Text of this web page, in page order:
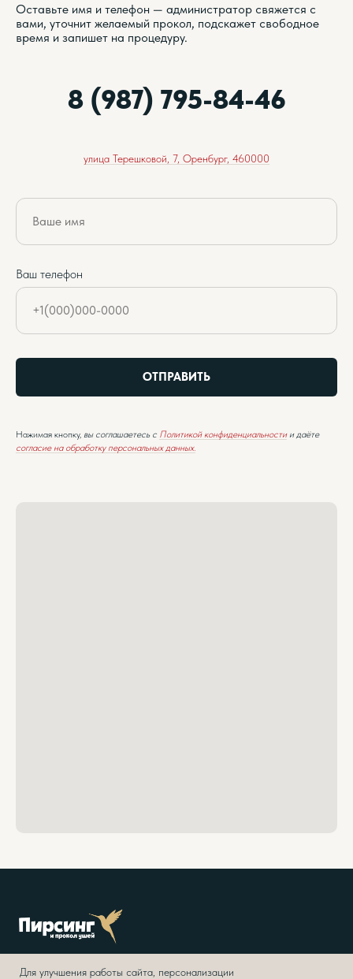
Для улучшения работы сайта, персонализации
Оставьте имя и телефон — администратор свяжется с
вами, уточнит желаемый прокол, подскажет свободное
время и запишет на процедуру.
8 (987) 795-84-46
улица Терешковой, 7, Оренбург, 460000
Ваш телефон
ОТПРАВИТЬ
Нажимая кнопку, вы соглашаетесь с Политикой конфиденциальностии даёте
согласие на обработку персональных данных.
Уши Нос Губы, рот и лицо